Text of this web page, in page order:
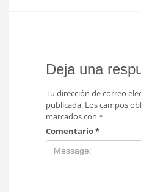
Deja una
Tu dirección de correo
publicada. Los campos
marcados con *
Comentario*